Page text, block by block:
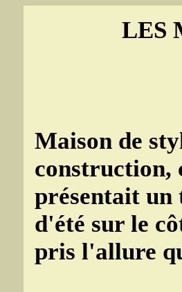
LES
Maison de
construction,
présentait un
d'été sur le
pris l'allure